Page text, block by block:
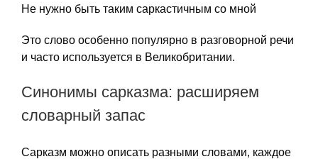
Не нужно быть таким саркастичным со мной
Это слово особенно популярно в разговорной речи
и часто используется в Великобритании.
Синонимы сарказма: расширяем
словарный запас
Сарказм можно описать разными словами, каждое